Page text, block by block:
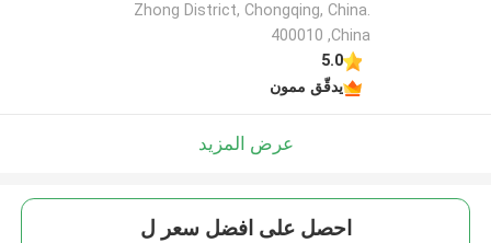
Zhong District, Chongqing, China.
400010 ,China
5.0
يدقّق ممون
عرض المزيد
احصل على افضل سعر ل